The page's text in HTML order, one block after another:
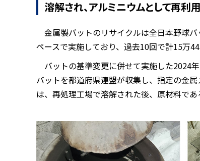
溶解され、アルミニウムとして再利用
金属製バットのリサイクルは全日本野球
ペースで実施しており、過去10回で計15万
バットの基準変更に併せて実施した2024
バットを都道府県連盟が収集し、指定の金
は、再処理工場で溶解された後、原材料であ